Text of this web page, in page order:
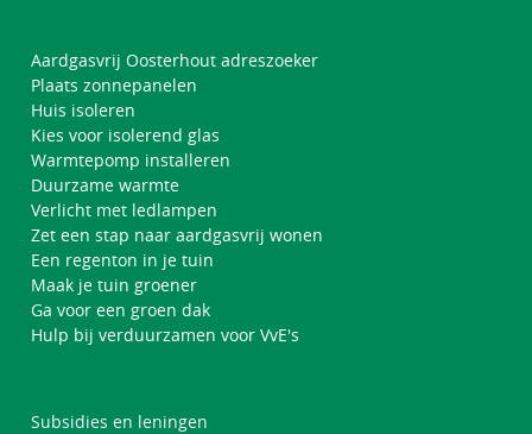
Aardgasvrij Oosterhout adreszoeker
Plaats zonnepanelen
Huis isoleren
Kies voor isolerend glas
Warmtepomp installeren
Duurzame warmte
Verlicht met ledlampen
Zet een stap naar aardgasvrij wonen
Een regenton in je tuin
Maak je tuin groener
Ga voor een groen dak
Hulp bij verduurzamen voor VvE's
Subsidies en leningen